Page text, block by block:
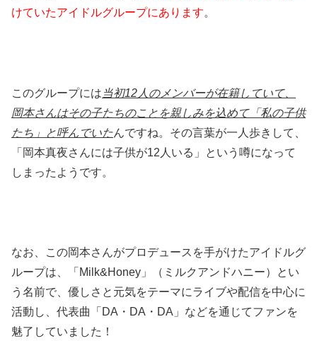
けていたアイドルグループにあります。
このグループには 当初12人のメンバーが在籍していて、
岡本さんはその子たちのことを親しみを込めて「私の子供
たち」と呼んでいたんですね。その言葉が一人歩きして、
「岡本真夜さんには子供が12人いる」という噂になって
しまったようです。
なお、この岡本さんがプロデュースを手がけたアイドルグ
ループは、「Milk&Honey」（ミルクアンドハニー）とい
う名前で、優しさと元気をテーマにライブや配信を中心に
活動し、代表曲「DA・DA・DA」などを通じてファンを
魅了していました！